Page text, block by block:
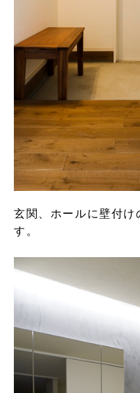
玄関、ホールに壁付
す。